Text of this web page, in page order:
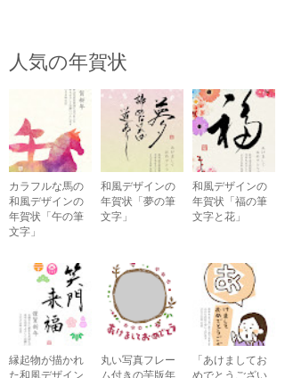
人気の年賀状
カラフルな馬の
和風デザインの
年賀状「午の筆
文字」
和風デザインの
年賀状「夢の筆
文字」
和風デザインの
年賀状「福の筆
文字と花」
縁起物が描かれ
た和風デザイン
丸い写真フレー
ム付きの芋版年
「あけましてお
めでとうござい